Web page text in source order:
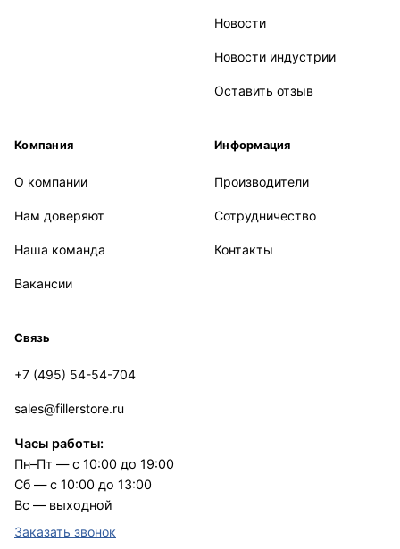
Новости
Новости индустрии
Оставить отзыв
Компания
О компании
Нам доверяют
Наша команда
Вакансии
Информация
Производители
Сотрудничество
Контакты
Связь
+7 (495) 54-54-704
sales@fillerstore.ru
Часы работы:
Пн–Пт — с 10:00 до 19:00
Сб — с 10:00 до 13:00
Вс — выходной
Заказать звонок